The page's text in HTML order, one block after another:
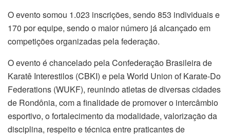
O evento somou 1.023 inscrições, sendo 853 individuais e
170 por equipe, sendo o maior número já alcançado em
competições organizadas pela federação.
O evento é chancelado pela Confederação Brasileira de
Karatê Interestilos (CBKI) e pela World Union of Karate-Do
Federations (WUKF), reunindo atletas de diversas cidades
de Rondônia, com a finalidade de promover o intercâmbio
esportivo, o fortalecimento da modalidade, valorização da
disciplina, respeito e técnica entre praticantes de